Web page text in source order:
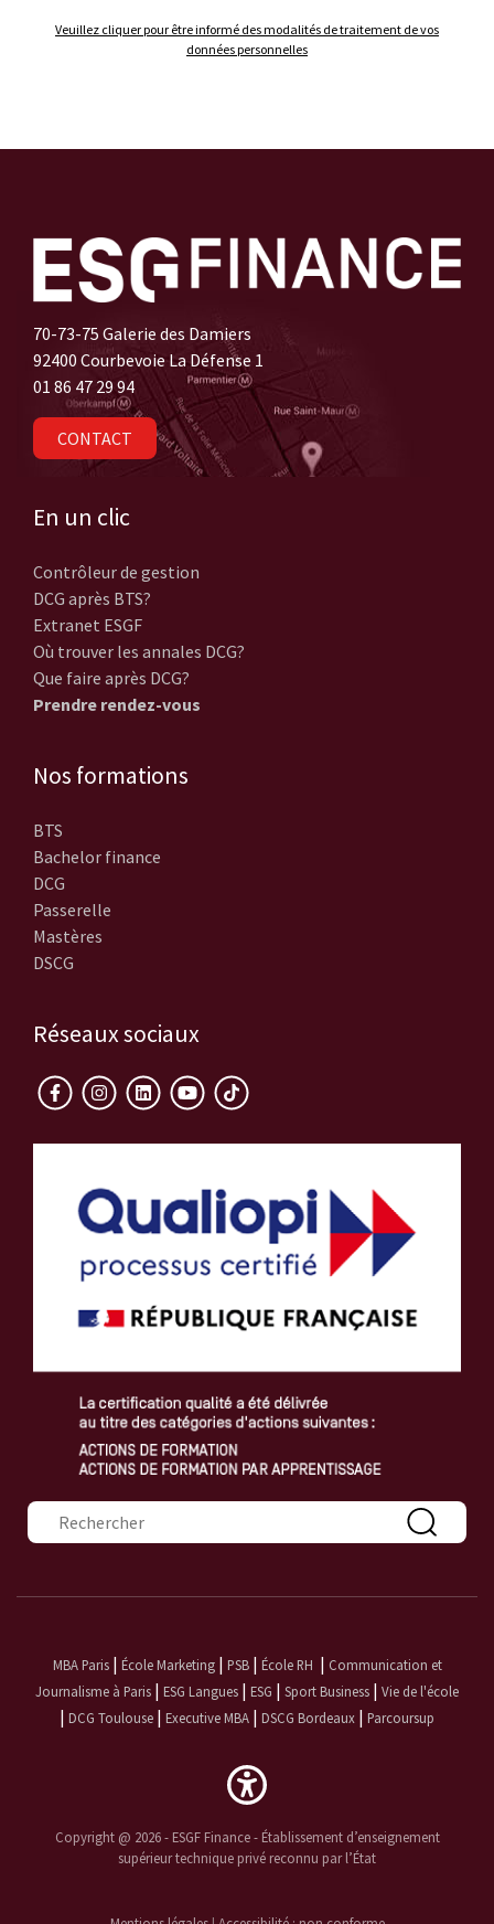
Veuillez cliquer pour être informé des modalités de traitement de vos
données personnelles
70-73-75 Galerie des Damiers
92400 Courbevoie La Défense 1
01 86 47 29 94
CONTACT
En un clic
Contrôleur de gestion
DCG après BTS?
Extranet ESGF
Où trouver les annales DCG?
Que faire après DCG?
Prendre rendez-vous
Nos formations
BTS
Bachelor finance
DCG
Passerelle
Mastères
DSCG
Réseaux sociaux
Formulaire de recherche
MBA Paris| École Marketing| PSB| École RH | Communication et
Journalisme à Paris | ESG Langues | ESG | Sport Business | Vie de l'école
| DCG Toulouse | Executive MBA | DSCG Bordeaux | Parcoursup
Copyright @ 2026 - ESGF Finance - Établissement d’enseignement
supérieur technique privé reconnu par l’État